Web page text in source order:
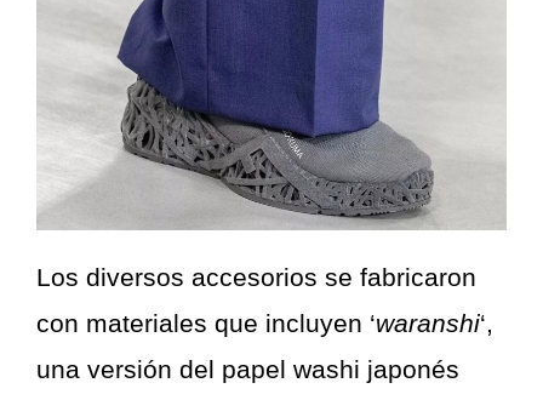
Los diversos accesorios se fabricaron
con materiales que incluyen ‘waranshi‘,
una versión del papel washi japonés